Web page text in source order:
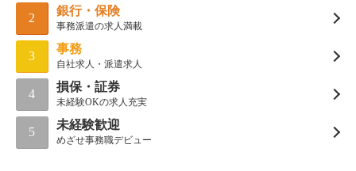
2
銀行・保険
事務派遣の求人満載
3
事務
自社求人・派遣求人
4
損保・証券
未経験OKの求人充実
5
未経験歓迎
めざせ事務職デビュー